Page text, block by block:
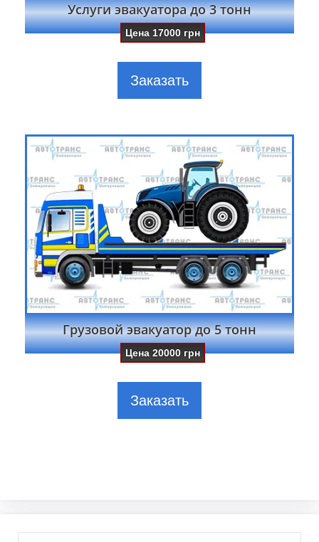
Услуги эвакуатора до 3 тонн
Цена17000 грн
Заказать
Грузовой эвакуатор до 5 тонн
Цена20000 грн
Заказать